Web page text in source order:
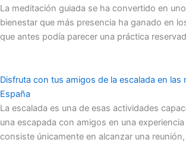
La meditación guiada se ha convertido en
bienestar que más presencia ha ganado en
que antes podía parecer una práctica
Disfruta con tus amigos de la escalada en las
España
La escalada es una de esas actividades
una escapada con amigos en una
consiste únicamente en alcanzar una